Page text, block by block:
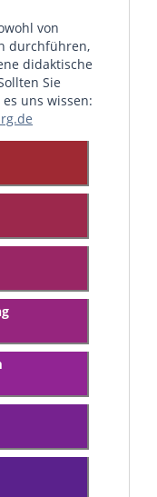
von
durchführen,
didaktische
Sie
uns wissen: